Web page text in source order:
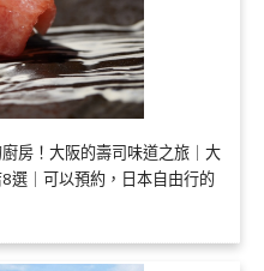
廚房！大阪的壽司味道之旅｜大
選｜可以預約，日本自由行的